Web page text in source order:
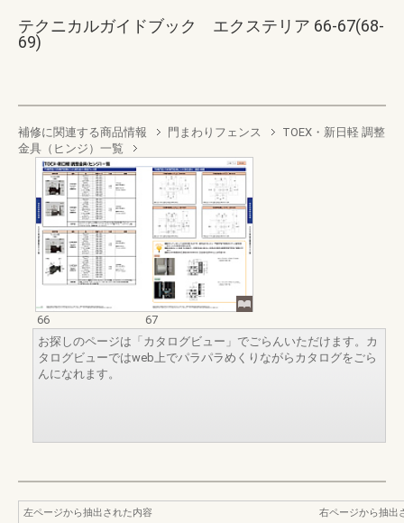
テクニカルガイドブック エクステリア 66-67(68-
69)
補修に関連する商品情報 門まわりフェンス
TOEX・新日軽 調整
金具（ヒンジ）一覧
66
67
お探しのページは「カタログビュー」でごらんいただけます。カ
タログビューではweb上でパラパラめくりながらカタログをごら
んになれます。
左ページから抽出された内容
右ページから抽出